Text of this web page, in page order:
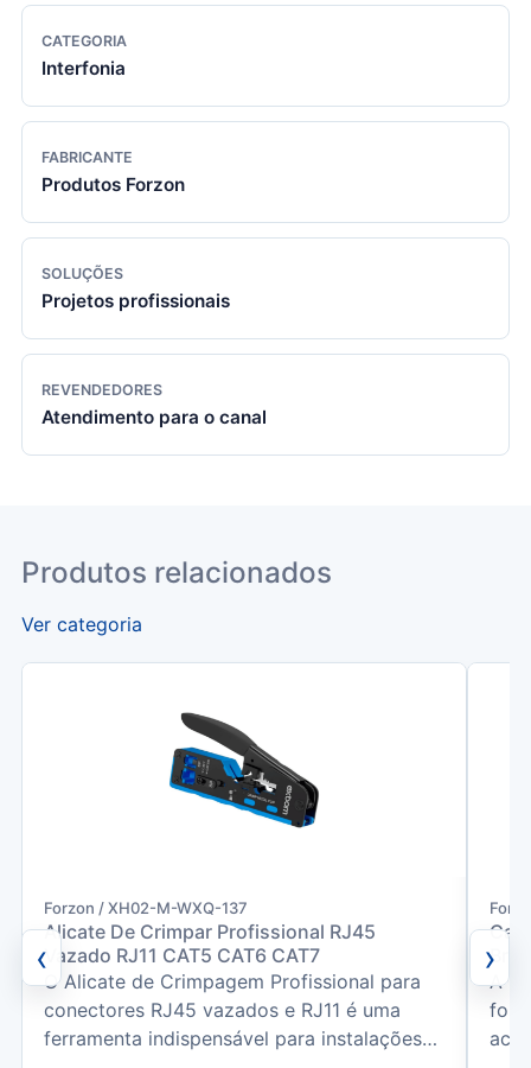
CATEGORIA
Interfonia
FABRICANTE
Produtos Forzon
SOLUÇÕES
Projetos profissionais
REVENDEDORES
Atendimento para o canal
Produtos relacionados
Ver categoria
‹
Forzon / XH02-M-WXQ-137
Alicate De Crimpar Profissional RJ45
Vazado RJ11 CAT5 CAT6 CAT7
O Alicate de Crimpagem Profissional para
conectores RJ45 vazados e RJ11 é uma
ferramenta indispensável para instalações
A
foi
›